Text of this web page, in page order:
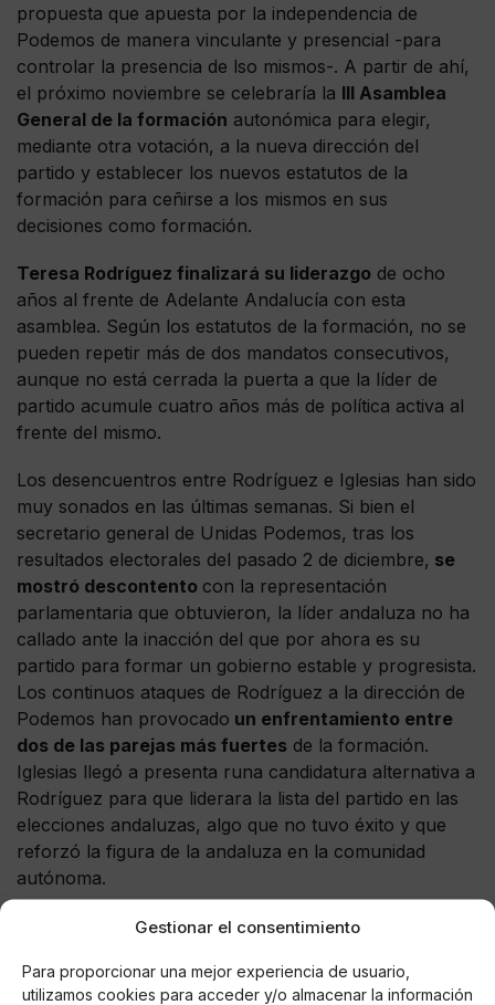
Gestionar el consentimiento
Para proporcionar una mejor experiencia de usuario,
utilizamos cookies para acceder y/o almacenar la información
propuesta que apuesta por la independencia de
Podemos de manera vinculante y presencial -para
controlar la presencia de lso mismos-. A partir de ahí,
el próximo noviembre se celebraría la III Asamblea
General de la formación autonómica para elegir,
mediante otra votación, a la nueva dirección del
partido y establecer los nuevos estatutos de la
formación para ceñirse a los mismos en sus
decisiones como formación.
Teresa Rodríguez finalizará su liderazgo de ocho
años al frente de Adelante Andalucía con esta
asamblea. Según los estatutos de la formación, no se
pueden repetir más de dos mandatos consecutivos,
aunque no está cerrada la puerta a que la líder de
partido acumule cuatro años más de política activa al
frente del mismo.
Los desencuentros entre Rodríguez e Iglesias han sido
muy sonados en las últimas semanas. Si bien el
secretario general de Unidas Podemos, tras los
resultados electorales del pasado 2 de diciembre, se
mostró descontento con la representación
parlamentaria que obtuvieron, la líder andaluza no ha
callado ante la inacción del que por ahora es su
partido para formar un gobierno estable y progresista.
Los continuos ataques de Rodríguez a la dirección de
Podemos han provocado un enfrentamiento entre
dos de las parejas más fuertes de la formación.
Iglesias llegó a presenta runa candidatura alternativa a
Rodríguez para que liderara la lista del partido en las
elecciones andaluzas, algo que no tuvo éxito y que
reforzó la figura de la andaluza en la comunidad
autónoma.
AUTOR